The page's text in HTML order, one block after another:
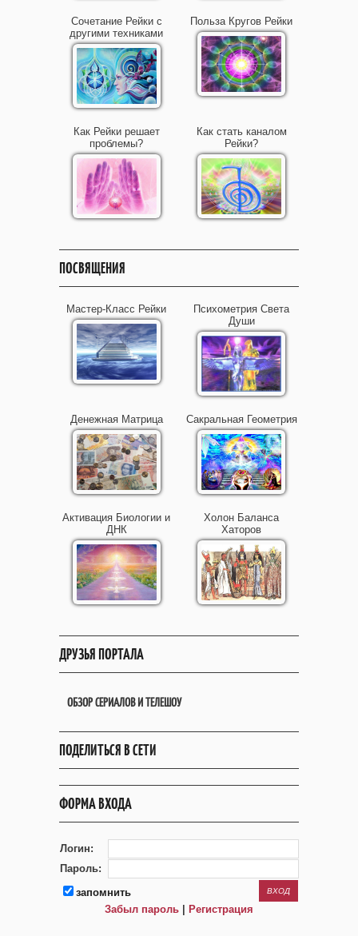
Сочетание Рейки с
другими техниками
Польза Кругов Рейки
Как Рейки решает
проблемы?
Как стать каналом
Рейки?
ПОСВЯЩЕНИЯ
Мастер-Класс Рейки
Психометрия Света
Души
Денежная Матрица Сакральная Геометрия
Активация Биологии и
ДНК
Холон Баланса
Хаторов
ДРУЗЬЯ ПОРТАЛА
ОБЗОР СЕРИАЛОВ И ТЕЛЕШОУ
ПОДЕЛИТЬСЯ В СЕТИ
ФОРМА ВХОДА
Логин:
Пароль:
запомнить
Забыл пароль | Регистрация